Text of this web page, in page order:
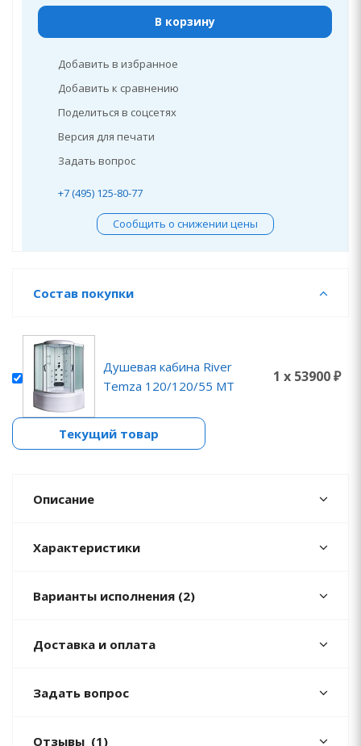
В корзину
Добавить в избранное
Добавить к сравнению
Поделиться в соцсетях
Версия для печати
Задать вопрос
+7 (495) 125-80-77
Сообщить о снижении цены
Состав покупки
Душевая кабина River
Temza 120/120/55 МТ
1 x 53900 ₽
Текущий товар
Описание
Характеристики
Варианты исполнения (2)
Доставка и оплата
Задать вопрос
Отзывы (1)